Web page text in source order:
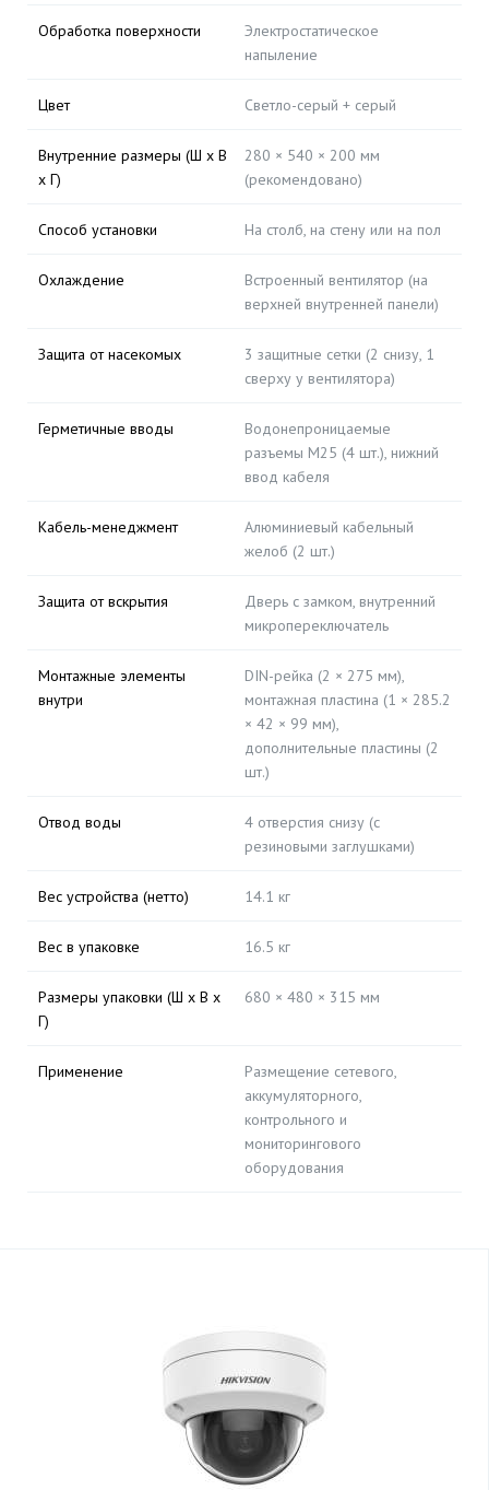
Обработка поверхности
Электростатическое
напыление
Цвет Светло-серый + серый
Внутренние размеры (Ш х В
х Г)
280 × 540 × 200 мм
(рекомендовано)
Способ установки На столб, на стену или на пол
Охлаждение
Встроенный вентилятор (на
верхней внутренней панели)
Защита от насекомых
3 защитные сетки (2 снизу, 1
сверху у вентилятора)
Герметичные вводы
Водонепроницаемые
разъемы M25 (4 шт.), нижний
ввод кабеля
Кабель-менеджмент
Алюминиевый кабельный
желоб (2 шт.)
Защита от вскрытия
Дверь с замком, внутренний
микропереключатель
Монтажные элементы
внутри
DIN-рейка (2 × 275 мм),
монтажная пластина (1 × 285.2
× 42 × 99 мм),
дополнительные пластины (2
шт.)
Отвод воды
4 отверстия снизу (с
резиновыми заглушками)
Вес устройства (нетто) 14.1 кг
Вес в упаковке 16.5 кг
Размеры упаковки (Ш х В х
Г)
680 × 480 × 315 мм
Применение
Размещение сетевого,
аккумуляторного,
контрольного и
мониторингового
оборудования